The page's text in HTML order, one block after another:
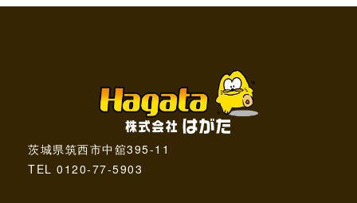
茨城県筑西市中舘395-11
TEL 0120-77-5903